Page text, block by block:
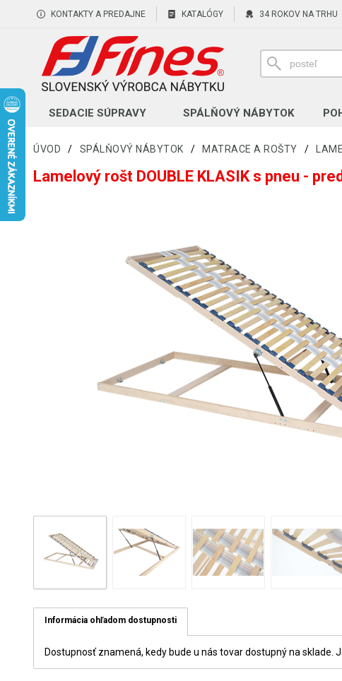
KONTAKTY A PREDAJNE KATALÓGY 34 ROKOV NA TRHU
SEDACIE SÚPRAVY SPÁLŇOVÝ NÁBYTOK
ÚVOD / SPÁLŇOVÝ NÁBYTOK / MATRACE A ROŠTY /
Lamelový rošt DOUBLE KLASIK s pneu -
Informácia ohľadom dostupnosti
Dostupnosť znamená, kedy bude u nás tovar dostupný na sklade.